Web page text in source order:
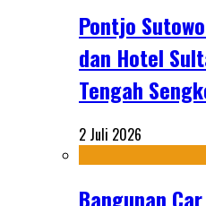
Pontjo
dan Hotel
Tengah
2 Juli 2026
Bangunan